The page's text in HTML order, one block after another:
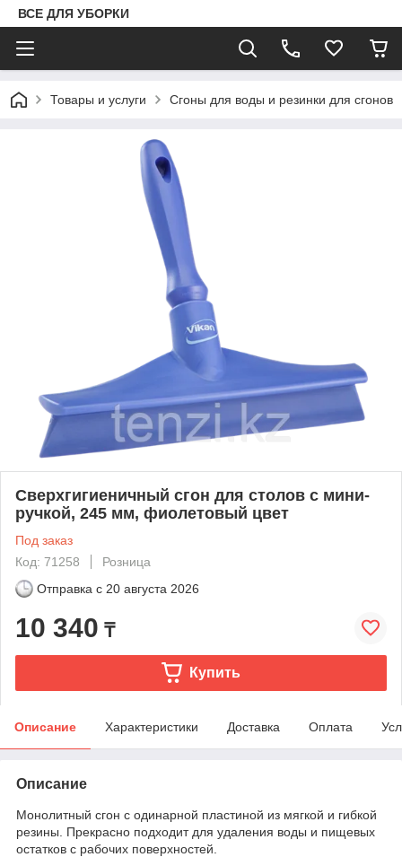
ВСЕ ДЛЯ УБОРКИ
Товары и услуги Сгоны для воды и резинки для сгонов
Сверхгигиеничный сгон для столов с мини-
ручкой, 245 мм, фиолетовый цвет
Под заказ
Код: 71258
Розница
Отправка с 20 августа 2026
10 340 ₸
Купить
Описание Характеристики Доставка Оплата
Описание
Монолитный сгон с одинарной пластиной из мягкой и гибкой
резины. Прекрасно подходит для удаления воды и пищевых
остатков с рабочих поверхностей.